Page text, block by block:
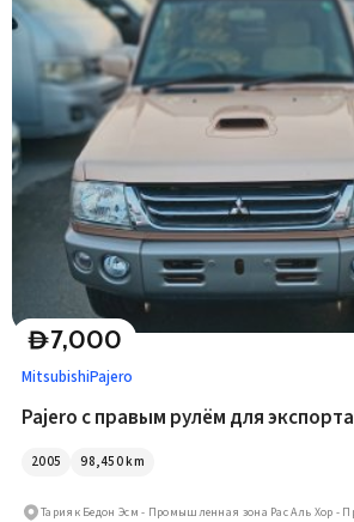
D7,000
MitsubishiPajero
Pajero с правым рулём для экспорта
2005 98,450km